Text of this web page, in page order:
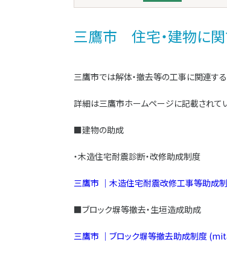
三鷹市 住宅・建物に
三鷹市では解体・撤去等の工事に関連す
詳細は三鷹市ホームページに記載されて
■建物の助成
・木造住宅耐震診断・改修助成制度
三鷹市 ｜木造住宅耐震改修工事等助成
■ブロック塀等撤去・生垣造成助成
三鷹市 ｜ブロック塀等撤去助成制度